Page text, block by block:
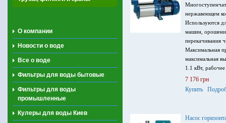
О компании
Новости о воде
Все о воде
Фильтры для воды бытовые
Фильтры для воды
промышленные
Кулеры для воды Киев
нержавеющем
Используются
машин,
перекачивания
Максимальная
максимальная
1.1 кВт,
7 176 грн
Купить
Насос